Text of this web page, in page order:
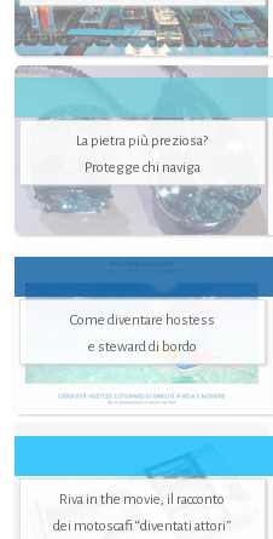
La pietra più preziosa?
Protegge chi naviga
Come diventare hostess
e steward di bordo
Riva in the movie, il racconto
dei motoscafi “diventati attori”